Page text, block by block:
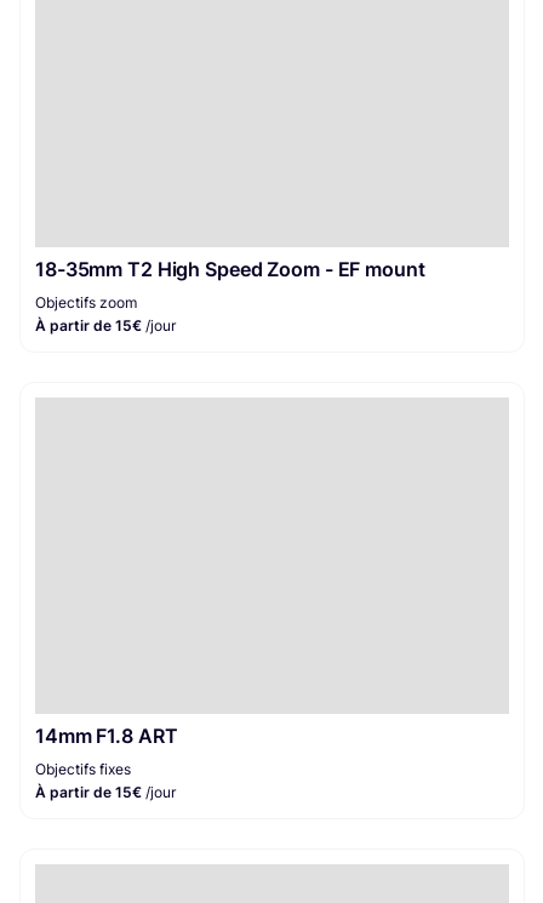
18-35mm T2 High Speed Zoom - EF mount
Objectifs zoom
À partir de 15€ /jour
14mm F1.8 ART
Objectifs fixes
À partir de 15€ /jour